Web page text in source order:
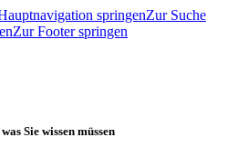
springenZur Suche
Zur Footer springen
Sie wissen müssen